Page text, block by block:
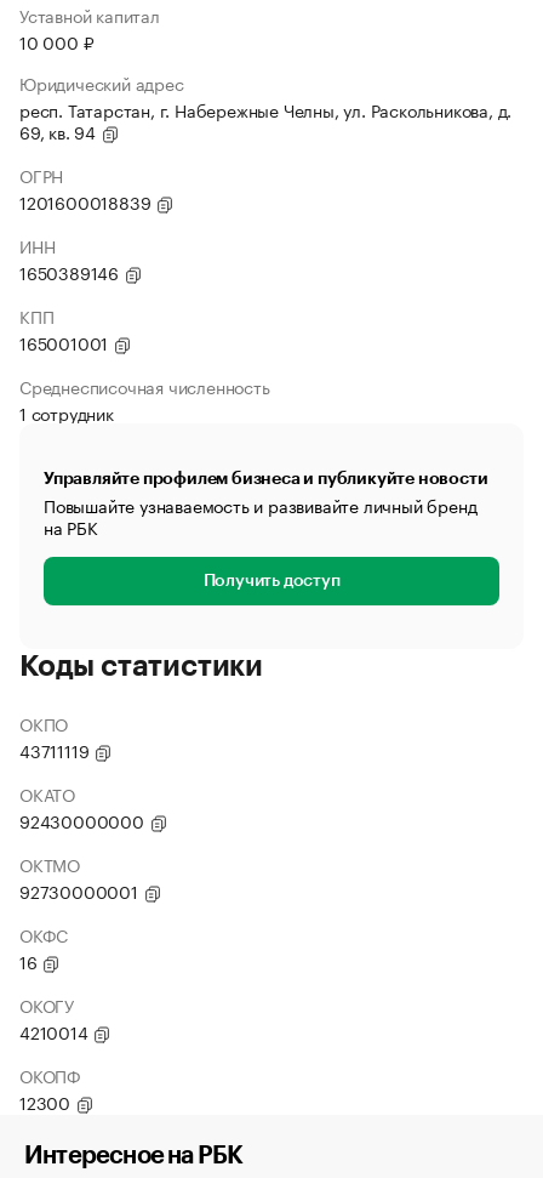
Уставной капитал
10 000 ₽
Юридический адрес
респ. Татарстан, г. Набережные Челны, ул. Раскольникова, д.
69, кв. 94
ОГРН
1201600018839
ИНН
1650389146
КПП
165001001
Среднесписочная численность
1 сотрудник
Управляйте профилем бизнеса и публикуйте новости
Повышайте узнаваемость и развивайте личный бренд
на РБК
Получить доступ
Коды статистики
ОКПО
43711119
ОКАТО
92430000000
ОКТМО
92730000001
ОКФС
16
ОКОГУ
4210014
ОКОПФ
12300
Интересное на РБК